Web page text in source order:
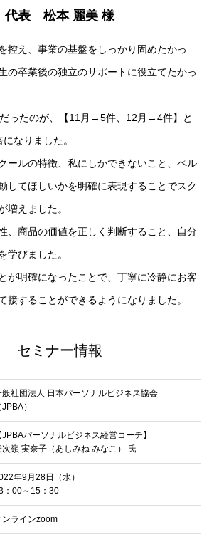
代表 松本 麗美 様
控え、事業の基盤をしっかり固めたかっ
の卒業後の独立のサポートに役立てたかっ
だったのが、【11月→5件、12月→4件】と
なりました。
ールの特徴、私にしかできないこと、ペル
してほしいかを明確に表現することでスク
増えました。
、商品の価値を正しく判断すること、自分
学びました。
が明確になったことで、丁寧に冷静にお客
接することができるようになりました。
セミナー情報
般社団法人 日本パーソナルビジネス協会
JPBA）
JPBAパーソナルビジネス経営コーチ】
次嶺 実奈子（あしみね みなこ） 氏
年9月28日（水）
：00～15：30
ンラインzoom